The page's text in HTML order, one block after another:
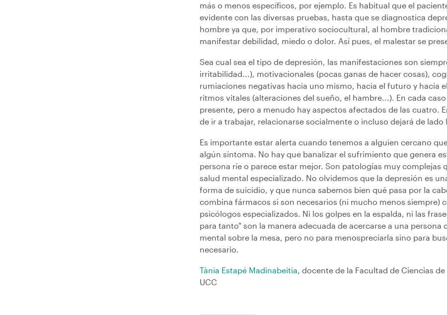
más o menos específicos, por ejemplo. Es habitual que el
evidente con las diversas pruebas, hasta que se diagnostica
hombre ya que, por imperativo sociocultural, al hombre
manifestar debilidad, miedo o dolor. Así pues, el malestar se
Sea cual sea el tipo de depresión, las manifestaciones son
irritabilidad...), motivacionales (pocas ganas de hacer cosas),
rumiaciones negativas hacia uno mismo, hacia el futuro y hacia
ritmos vitales (alteraciones del sueño, el hambre...). En cada
presente, pero a menudo hay aspectos afectados de las cuatro.
de ir a trabajar, relacionarse socialmente o incluso dejará de lado
Es importante estar alerta cuando tenemos a alguien cercano
algún síntoma. No hay que banalizar el sufrimiento que genera
persona ríe o parece estar mejor. Son patologías muy
salud mental especializado. No olvidemos que la depresión es
forma de suicidio, y que nunca sabemos bien qué pasa por la
combina fármacos si son necesarios (ni mucho menos siempre)
psicólogos especializados. Ni los golpes en la espalda, ni las
para tanto" son la manera adecuada de acercarse a una persona
mental sobre la mesa, pero no para menospreciarla sino para
necesario.
Tània Estapé Madinabeitia, docente de la Facultad de Ciencias
UCC